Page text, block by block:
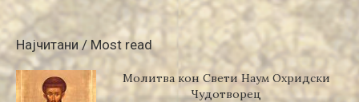
Најчитани / Most read
Молитва кон Свети Наум Охридски
Чудотворец